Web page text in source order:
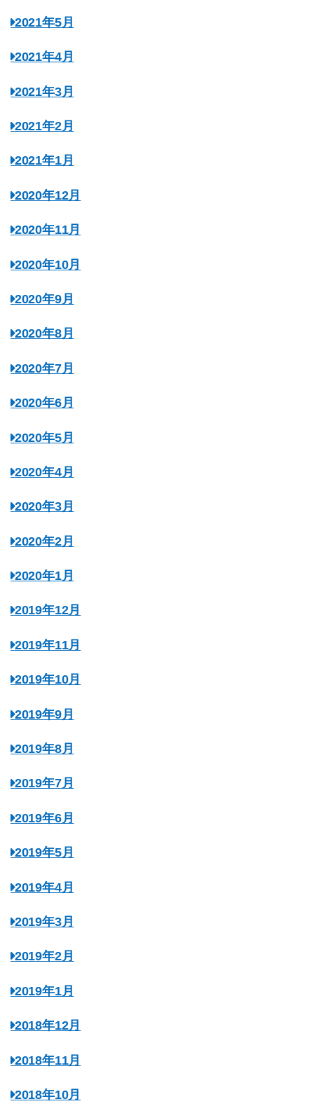
2021年5月
2021年4月
2021年3月
2021年2月
2021年1月
2020年12月
2020年11月
2020年10月
2020年9月
2020年8月
2020年7月
2020年6月
2020年5月
2020年4月
2020年3月
2020年2月
2020年1月
2019年12月
2019年11月
2019年10月
2019年9月
2019年8月
2019年7月
2019年6月
2019年5月
2019年4月
2019年3月
2019年2月
2019年1月
2018年12月
2018年11月
2018年10月